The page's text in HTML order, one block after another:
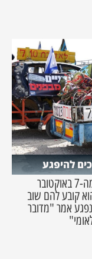
המוסד לביטוח לאומי כופה על נפגעים רבים מה-7 באוקטובר
קובע להם שוב
אמר "מדובר